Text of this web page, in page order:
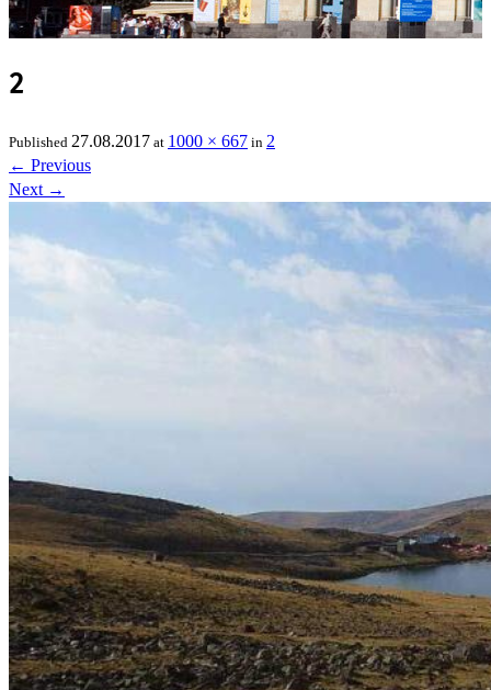
2
Published 27.08.2017 at 1000 × 667 in 2
← Previous
Next →